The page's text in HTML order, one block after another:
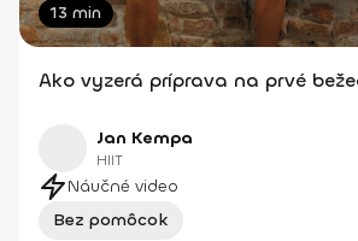
13 min
Ako vyzerá príprava na prvé
Jan Kempa
HIIT
Náučné video
Bez pomôcok